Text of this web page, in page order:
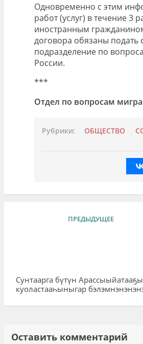
Одновременно с этим
работ (услуг) в течение 3
иностранным
договора обязаны подать
подразделение по
России.
***
Отдел по вопросам
Рубрики: ОБЩЕСТВО
ПРЕДЫДУЩЕЕ
Сунтаарга бүтүн Арассыыйатааҕы
куоластааһыныгар
Оставить комментарий